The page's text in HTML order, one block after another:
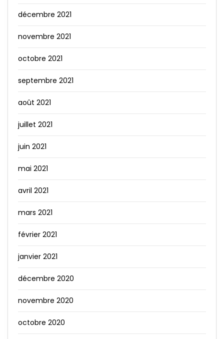
décembre 2021
novembre 2021
octobre 2021
septembre 2021
août 2021
juillet 2021
juin 2021
mai 2021
avril 2021
mars 2021
février 2021
janvier 2021
décembre 2020
novembre 2020
octobre 2020